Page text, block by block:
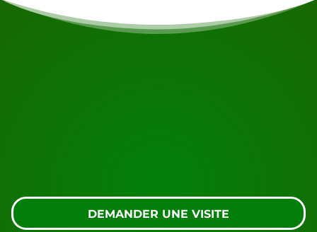
DEMANDER UNE VISITE